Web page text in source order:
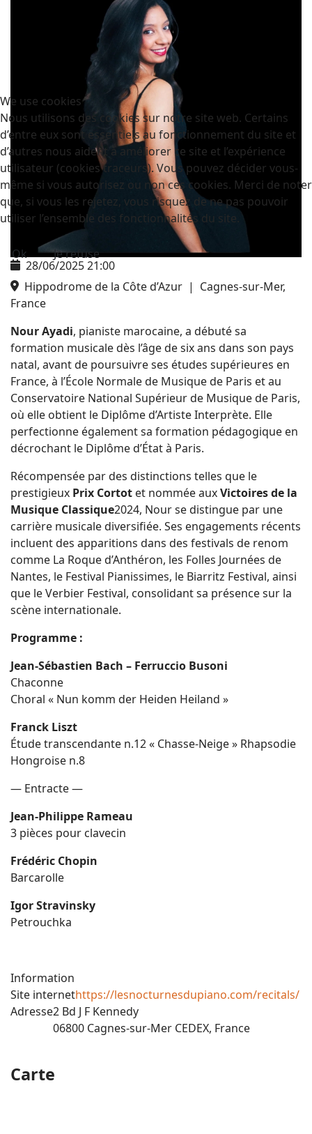
28/06/202521:00
Hippodrome de la Côte d’Azur | Cagnes-sur-Mer,
France
Nour Ayadi, pianiste marocaine, a débuté sa
formation musicale dès l’âge de six ans dans son pays
natal, avant de poursuivre ses études supérieures en
France, à l’École Normale de Musique de Paris et au
Conservatoire National Supérieur de Musique de Paris,
où elle obtient le Diplôme d’Artiste Interprète. Elle
perfectionne également sa formation pédagogique en
décrochant le Diplôme d’État à Paris.
Récompensée par des distinctions telles que le
prestigieux Prix Cortot et nommée auxVictoires de la
Musique Classique2024, Nour se distingue par une
carrière musicale diversifiée. Ses engagements récents
incluent des apparitions dans des festivals de renom
comme La Roque d’Anthéron, les Folles Journées de
Nantes, le Festival Pianissimes, le Biarritz Festival, ainsi
que le Verbier Festival, consolidant sa présence sur la
scène internationale.
Programme :
Jean-Sébastien Bach – Ferruccio Busoni
Chaconne
Choral « Nun komm der Heiden Heiland »
Franck Liszt
Étude transcendante n.12 « Chasse-Neige » Rhapsodie
Hongroise n.8
— Entracte —
Jean-Philippe Rameau
3 pièces pour clavecin
Frédéric Chopin
Barcarolle
Igor Stravinsky
Petrouchka
Information
Site internethttps://lesnocturnesdupiano.com/recitals/
Adresse2 Bd J F Kennedy
06800 Cagnes-sur-Mer CEDEX, France
Carte
We use cookies
Nous utilisons des cookies sur notre site web. Certains
d’entre eux sont essentiels au fonctionnement du site et
d’autres nous aident à améliorer ce site et l’expérience
utilisateur (cookies traceurs). Vous pouvez décider vous-
même si vous autorisez ou non ces cookies. Merci de noter
que, si vous les rejetez, vous risquez de ne pas pouvoir
utiliser l’ensemble des fonctionnalités du site.
Ok Je refuse